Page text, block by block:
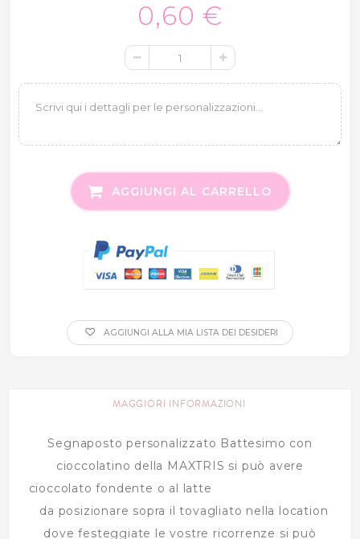
0,60 €
AGGIUNGI AL CARRELLO
AGGIUNGI ALLA MIA LISTA DEI DESIDERI
MAGGIORI INFORMAZIONI
Segnaposto personalizzato Battesimo con
cioccolatino della MAXTRIS si può avere
cioccolato fondente o al latte
da posizionare sopra il tovagliato nella location
dove festeggiate le vostre ricorrenze si può